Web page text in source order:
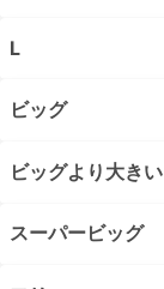
L
ビッグ
ビッグより大きい
スーパービッグ